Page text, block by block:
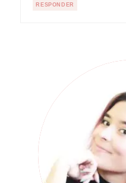
RESPONDER